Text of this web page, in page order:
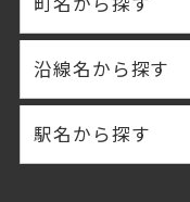
沿線名から探す
駅名から探す